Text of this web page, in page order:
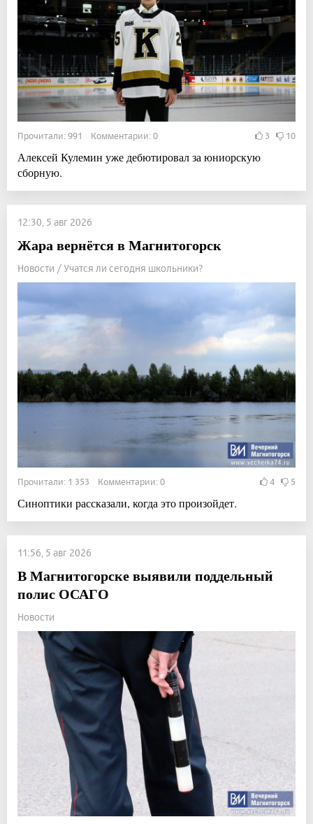
Прочитали: 991 Комментарии: 0 3 10
Алексей Кулемин уже дебютировал за юниорскую
сборную.
12:30, 5 авг 2026
Жара вернётся в Магнитогорск
Новости / Учатся ли сегодня школьники?
Прочитали: 1 353 Комментарии: 0 4 5
Синоптики рассказали, когда это произойдет.
11:56, 5 авг 2026
В Магнитогорске выявили поддельный
полис ОСАГО
Новости